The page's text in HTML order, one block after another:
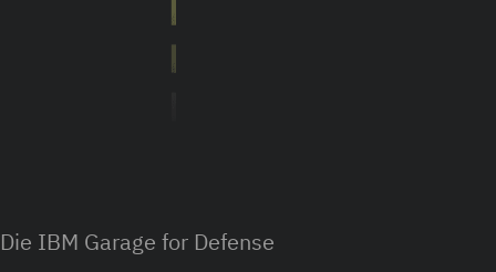
Die IBM Garage for Defense